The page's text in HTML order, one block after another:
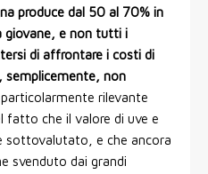
produce dal 50 al 70% in
giovane, e non tutti i
di affrontare i costi di
semplicemente, non
particolarmente rilevante
fatto che il valore di uve e
sottovalutato, e che ancora
svenduto dai grandi